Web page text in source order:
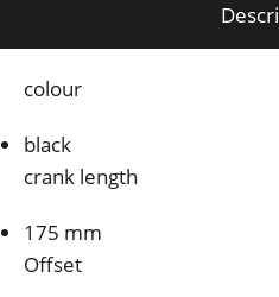
colour
black
crank length
175 mm
Offset